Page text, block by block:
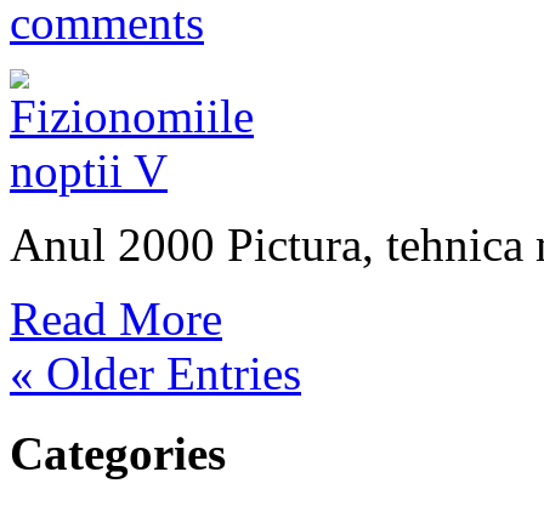
comments
Anul 2000 Pictura, tehnica
Read More
« Older Entries
Categories